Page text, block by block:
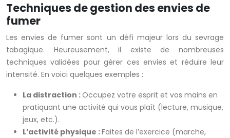
Techniques de gestion des envies de
fumer
Les envies de fumer sont un défi majeur lors du sevrage
tabagique. Heureusement, il existe de nombreuses
techniques validées pour gérer ces envies et réduire leur
intensité. En voici quelques exemples :
La distraction :Occupez votre esprit et vos mains en
pratiquant une activité qui vous plaît (lecture, musique,
jeux, etc.).
L’activité physique :Faites de l’exercice (marche,